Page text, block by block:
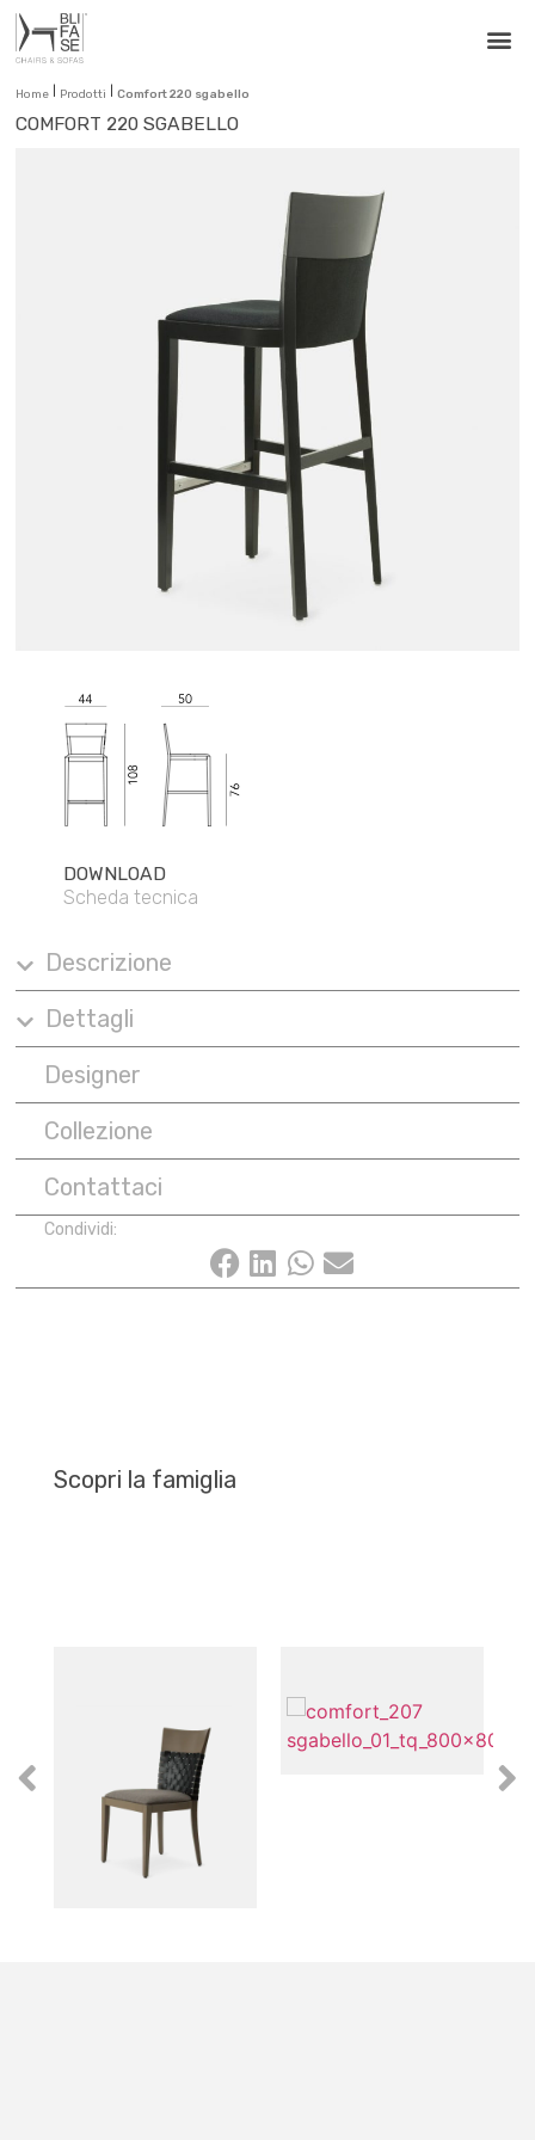
Descrizione
Dettagli
Designer
Collezione
Contattaci
Condividi:
Home Prodotti Comfort 220 sgabello
COMFORT 220 SGABELLO
DOWNLOAD
Scheda tecnica
Scopri la famiglia